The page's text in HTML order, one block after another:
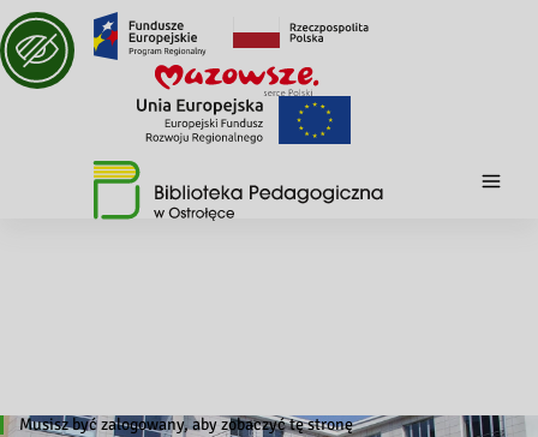
Musisz być zalogowany, aby zobaczyć tę stronę